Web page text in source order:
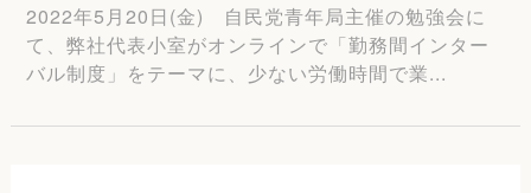
2022年5月20日(金) 自民党青年局主催の勉強会に
て、弊社代表小室がオンラインで「勤務間インター
バル制度」をテーマに、少ない労働時間で業...